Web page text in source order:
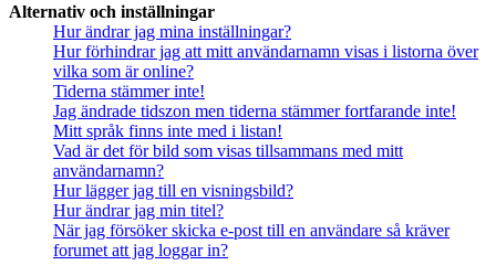
Alternativ och inställningar
Hur ändrar jag mina inställningar?
Hur förhindrar jag att mitt användarnamn visas i listorna över
vilka som är online?
Tiderna stämmer inte!
Jag ändrade tidszon men tiderna stämmer fortfarande inte!
Mitt språk finns inte med i listan!
Vad är det för bild som visas tillsammans med mitt
användarnamn?
Hur lägger jag till en visningsbild?
Hur ändrar jag min titel?
När jag försöker skicka e-post till en användare så kräver
forumet att jag loggar in?